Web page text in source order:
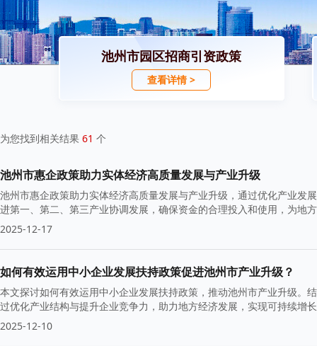
池州市园区招商引资政策
查看详情 >
为您找到相关结果 61 个
池州市惠企政策助力实体经济高质量发展与产业升级
池州市惠企政策助力实体经济高质量发展与产业升级，通过优化产业发
进第一、第二、第三产业协调发展，确保资金的合理投入和使用，为地
2025-12-17
如何有效运用中小企业发展扶持政策促进池州市产业升级？
本文探讨如何有效运用中小企业发展扶持政策，推动池州市产业升级。
过优化产业结构与提升企业竞争力，助力地方经济发展，实现可持续增
2025-12-10